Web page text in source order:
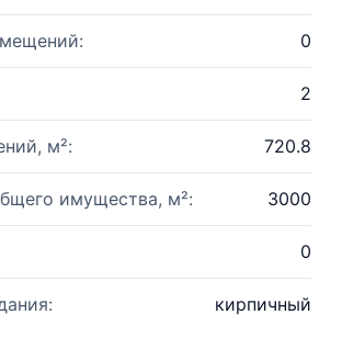
0
2
м²: 720.8
имущества, м²: 3000
0
кирпичный